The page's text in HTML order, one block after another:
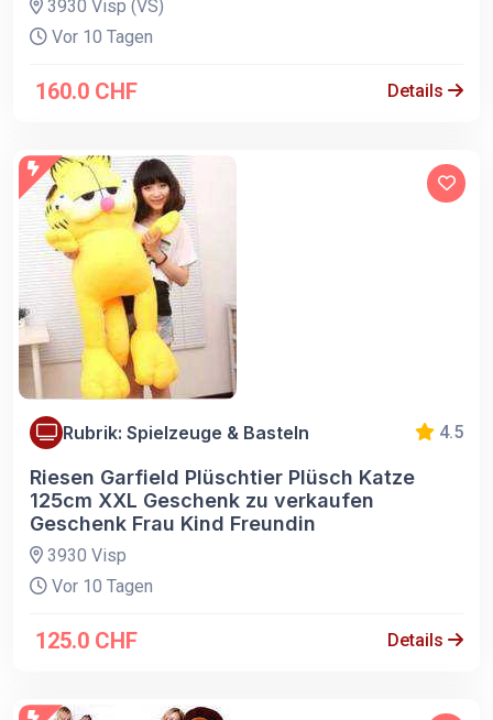
3930 Visp (VS)
Vor 10 Tagen
160.0 CHF Details
Rubrik: Spielzeuge & Basteln 4.5
Riesen Garfield Plüschtier Plüsch Katze
125cm XXL Geschenk zu verkaufen
Geschenk Frau Kind Freundin
3930 Visp
Vor 10 Tagen
125.0 CHF Details